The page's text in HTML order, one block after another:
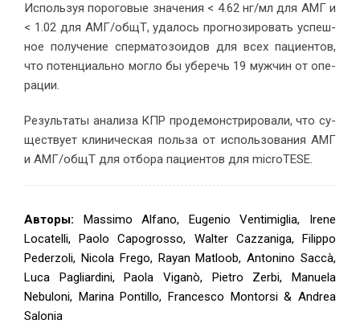
Ис­поль­зуя по­ро­го­вые зна­че­ния < 4.62 нг/мл для АМГ и
< 1.02 для АМГ/общТ, уда­лось про­гно­зи­ро­вать успеш­
ное по­лу­че­ние спер­ма­то­зо­и­дов для всех па­ци­ен­тов,
что по­тен­ци­аль­но мог­ло бы убе­речь 19 муж­чин от опе­
ра­ции.
Ре­зуль­та­ты ана­ли­за КПР про­де­мон­стри­ро­ва­ли, что су­
ще­ству­ет кли­ни­че­ская поль­за от ис­поль­зо­ва­ния АМГ
и АМГ/общТ для от­бо­ра па­ци­ен­тов для microTESE.
Авторы: Massimo Alfano, Eugenio Ventimiglia, Irene
Locatelli, Paolo Capogrosso, Walter Cazzaniga, Filippo
Pederzoli, Nicola Frego, Rayan Matloob, Antonino Saccà,
Luca Pagliardini, Paola Viganò, Pietro Zerbi, Manuela
Nebuloni, Marina Pontillo, Francesco Montorsi & Andrea
Salonia